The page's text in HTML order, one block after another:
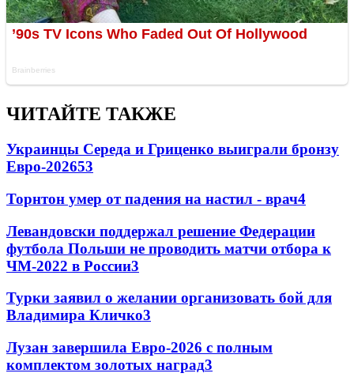
ЧИТАЙТЕ ТАКЖЕ
Украинцы Середа и Гриценко выиграли бронзу
Евро-202653
Торнтон умер от падения на настил - врач4
Левандовски поддержал решение Федерации
футбола Польши не проводить матчи отбора к
ЧМ-2022 в России3
Турки заявил о желании организовать бой для
Владимира Кличко3
Лузан завершила Евро-2026 с полным
комплектом золотых наград3